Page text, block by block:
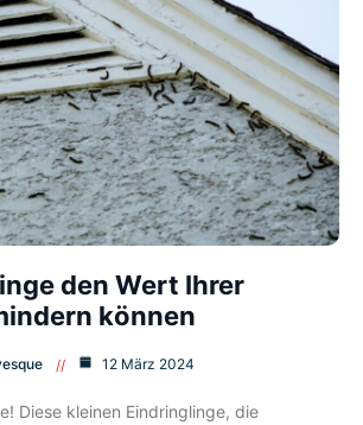
den Wert Ihrer
können
12 März 2024
Diese kleinen Eindringlinge, die